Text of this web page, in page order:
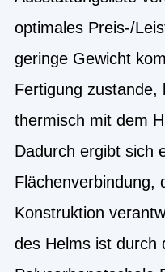
optimales Preis-/
geringe Gewicht
Fertigung zustande,
thermisch mit dem
Dadurch ergibt sich
Flächenverbindung,
Konstruktion
des Helms ist durch